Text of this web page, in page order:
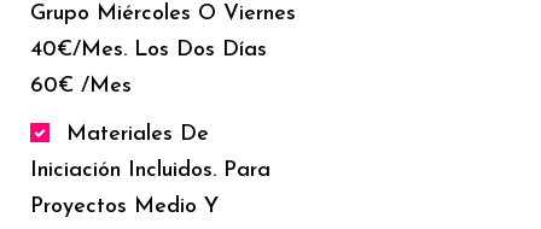
Grupo Miércoles O Viernes
40€/mes. Los Dos Días
60€ /mes
Materiales De
Iniciación Incluidos. Para
Proyectos Medio Y